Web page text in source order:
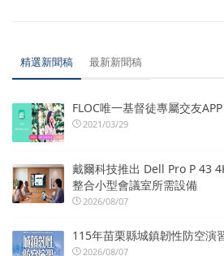
精選新聞稿 最新新聞稿
FLOC唯一基督徒專屬交友
2021/03/29
戴爾科技推出 Dell Pro P 43
整合小型會議室所需設備
2026/08/07
115年苗栗縣城鎮韌性防空演
2026/08/07